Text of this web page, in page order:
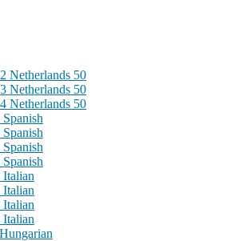
Netherlands 50
Netherlands 50
Netherlands 50
Italian
Italian
Italian
Italian